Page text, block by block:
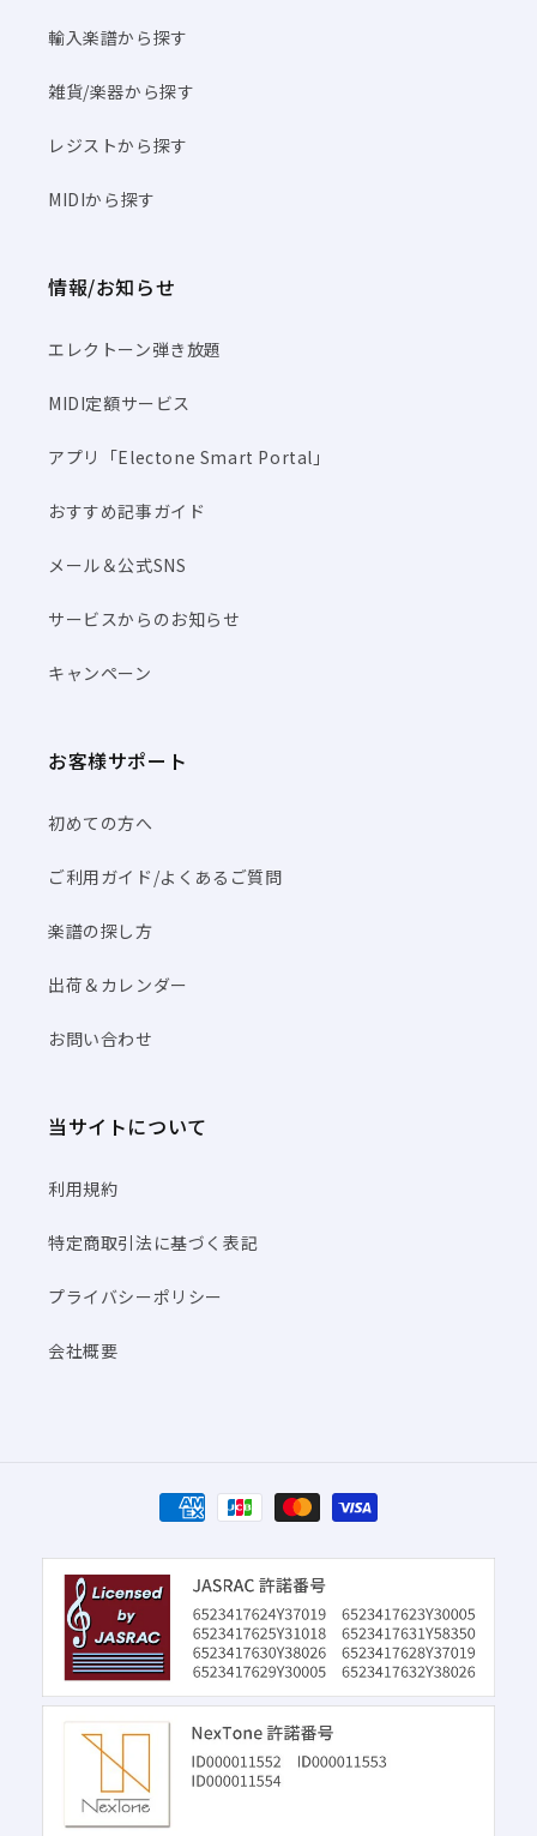
輸入楽譜から探す
雑貨/楽器から探す
レジストから探す
MIDIから探す
情報/お知らせ
エレクトーン弾き放題
MIDI定額サービス
アプリ「Electone Smart Portal」
おすすめ記事ガイド
メール＆公式SNS
サービスからのお知らせ
キャンペーン
お客様サポート
初めての方へ
ご利用ガイド/よくあるご質問
楽譜の探し方
出荷＆カレンダー
お問い合わせ
当サイトについて
利用規約
特定商取引法に基づく表記
プライバシーポリシー
会社概要
決
済
方
法